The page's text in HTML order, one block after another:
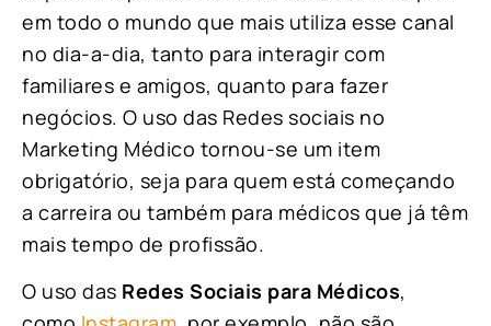
em todo o mundo que mais utiliza esse canal
no dia-a-dia, tanto para interagir com
familiares e amigos, quanto para fazer
negócios. O uso das Redes sociais no
Marketing Médico tornou-se um item
obrigatório, seja para quem está começando
a carreira ou também para médicos que já têm
mais tempo de profissão.
O uso das Redes Sociais para Médicos,